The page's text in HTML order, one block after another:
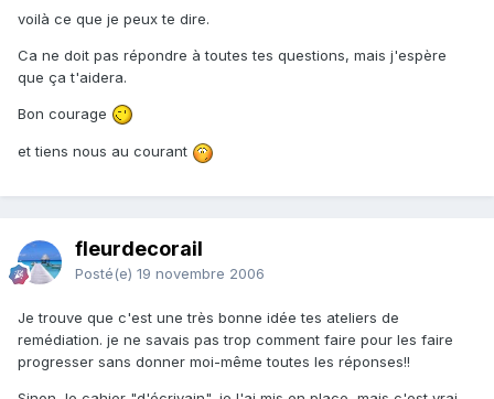
voilà ce que je peux te dire.
Ca ne doit pas répondre à toutes tes questions, mais j'espère
que ça t'aidera.
Bon courage
et tiens nous au courant
fleurdecorail
Posté(e) 19 novembre 2006
Je trouve que c'est une très bonne idée tes ateliers de
remédiation. je ne savais pas trop comment faire pour les faire
progresser sans donner moi-même toutes les réponses!!